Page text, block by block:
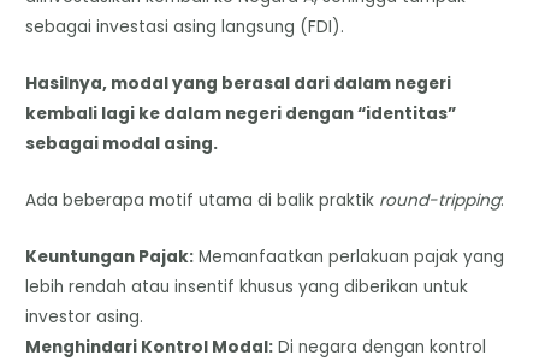
sebagai investasi asing langsung (FDI).
Hasilnya, modal yang berasal dari dalam negeri
kembali lagi ke dalam negeri dengan “identitas”
sebagai modal asing.
Ada beberapa motif utama di balik praktik round-tripping:
Keuntungan Pajak: Memanfaatkan perlakuan pajak yang
lebih rendah atau insentif khusus yang diberikan untuk
investor asing.
Menghindari Kontrol Modal: Di negara dengan kontrol